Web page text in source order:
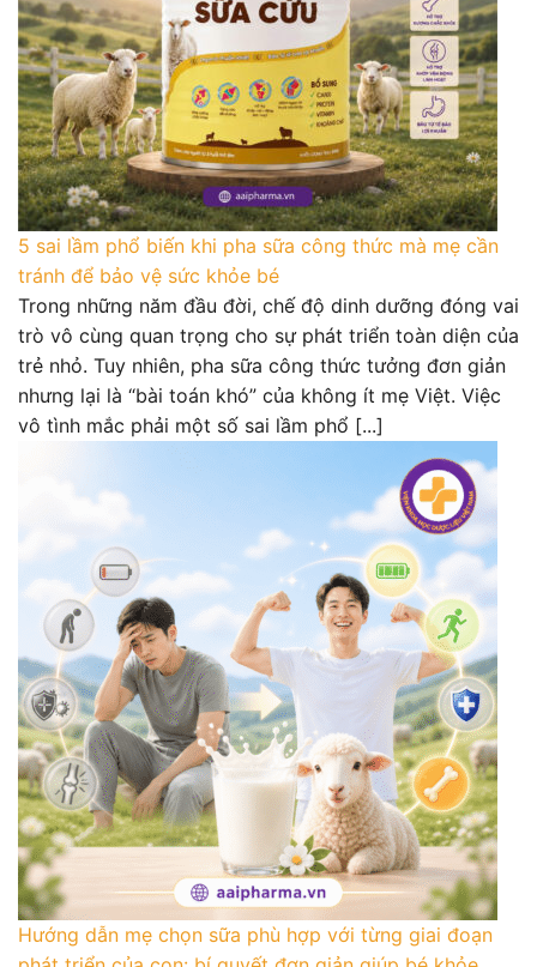
5 sai lầm phổ biến khi pha sữa công thức mà mẹ cần
tránh để bảo vệ sức khỏe bé
Trong những năm đầu đời, chế độ dinh dưỡng đóng vai
trò vô cùng quan trọng cho sự phát triển toàn diện của
trẻ nhỏ. Tuy nhiên, pha sữa công thức tưởng đơn giản
nhưng lại là “bài toán khó” của không ít mẹ Việt. Việc
vô tình mắc phải một số sai lầm phổ [...]
Hướng dẫn mẹ chọn sữa phù hợp với từng giai đoạn